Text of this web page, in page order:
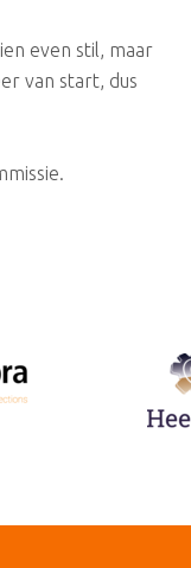
even stil, maar
van start, dus